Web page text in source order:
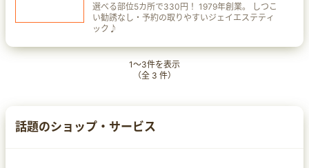
選べる部位5カ所で330円！ 1979年創業。 しつこ
い勧誘なし・予約の取りやすいジェイエステティ
ック♪
1～3件を表示
（全 3 件）
話題のショップ・サービス